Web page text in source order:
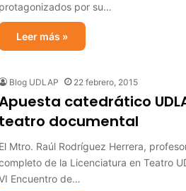
protagonizados por su…
Leer más »
Blog UDLAP 22 febrero, 2015
catedrático
teatro documental
El Mtro. Raúl Rodríguez Herrera,
de la Licenciatura en Teatro
Encuentro de…